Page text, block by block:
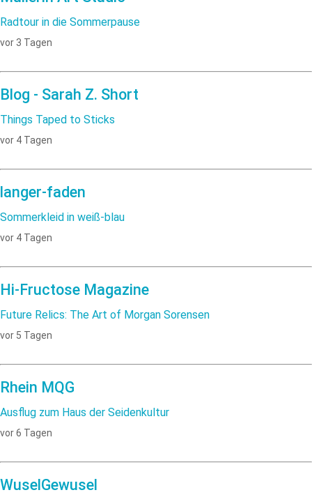
Radtour in die Sommerpause
vor 3 Tagen
Blog - Sarah Z. Short
Things Taped to Sticks
vor 4 Tagen
langer-faden
Sommerkleid in weiß-blau
vor 4 Tagen
Hi-Fructose Magazine
Future Relics: The Art of Morgan Sorensen
vor 5 Tagen
Rhein MQG
Ausflug zum Haus der Seidenkultur
vor 6 Tagen
WuselGewusel